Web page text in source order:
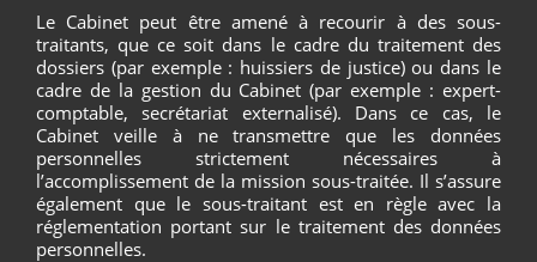
Le Cabinet peut être amené à recourir à des sous-
traitants, que ce soit dans le cadre du traitement des
dossiers (par exemple : huissiers de justice) ou dans le
cadre de la gestion du Cabinet (par exemple : expert-
comptable, secrétariat externalisé). Dans ce cas, le
Cabinet veille à ne transmettre que les données
personnelles strictement nécessaires à
l’accomplissement de la mission sous-traitée. Il s’assure
également que le sous-traitant est en règle avec la
réglementation portant sur le traitement des données
personnelles.